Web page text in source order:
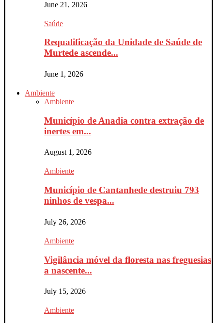
June 21, 2026
Saúde
Requalificação da Unidade de Saúde de
Murtede ascende...
June 1, 2026
Ambiente
Ambiente
Município de Anadia contra extração de
inertes em...
August 1, 2026
Ambiente
Município de Cantanhede destruiu 793
ninhos de vespa...
July 26, 2026
Ambiente
Vigilância móvel da floresta nas freguesias
a nascente...
July 15, 2026
Ambiente